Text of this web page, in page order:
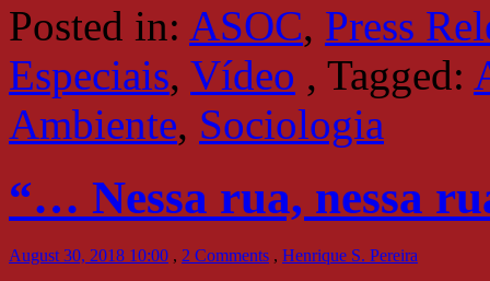
Posted in: ASOC, Press
Especiais, Vídeo , Tagged:
Ambiente, Sociologia
“… Nessa rua, nessa
August 30, 2018 10:00 , 2 Comments , Henrique S. Pereira